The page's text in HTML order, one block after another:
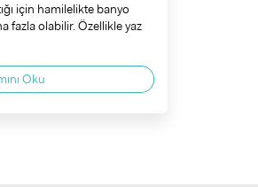
için hamilelikte banyo
fazla olabilir. Özellikle yaz
Oku